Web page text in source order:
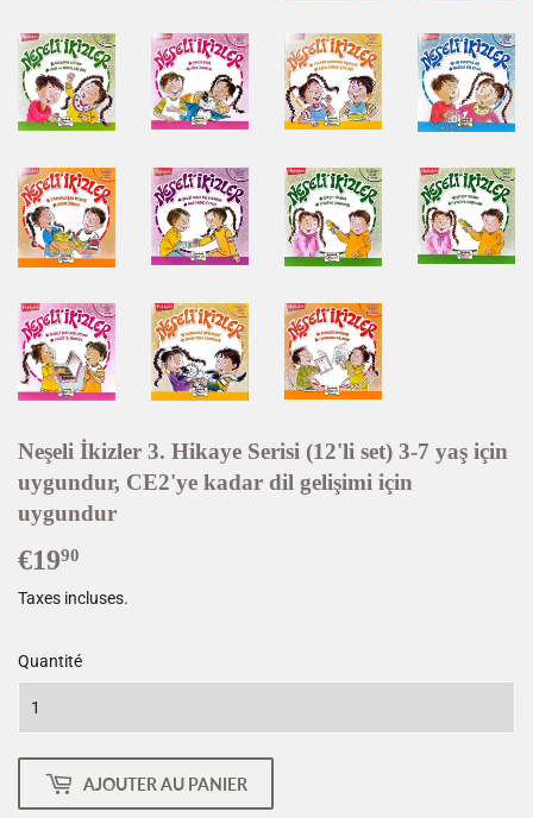
Neşeli İkizler 3. Hikaye Serisi (12'li set) 3-7 yaş için
uygundur, CE2'ye kadar dil gelişimi için
uygundur
€1990
Taxes incluses.
Quantité
AJOUTER AU PANIER